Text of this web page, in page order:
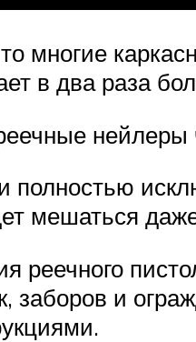
многие
в два раза
нейлеры
полностью
мешаться
реечного
заборов и